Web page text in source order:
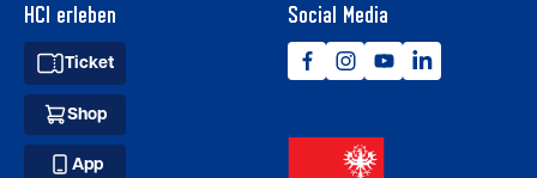
HCI erleben
Ticket
Shop
App
Social Media